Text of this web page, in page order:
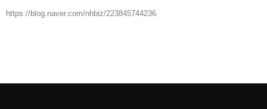
https://blog.naver.com/nhbiz/223845744236